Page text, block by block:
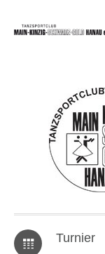
Turnier